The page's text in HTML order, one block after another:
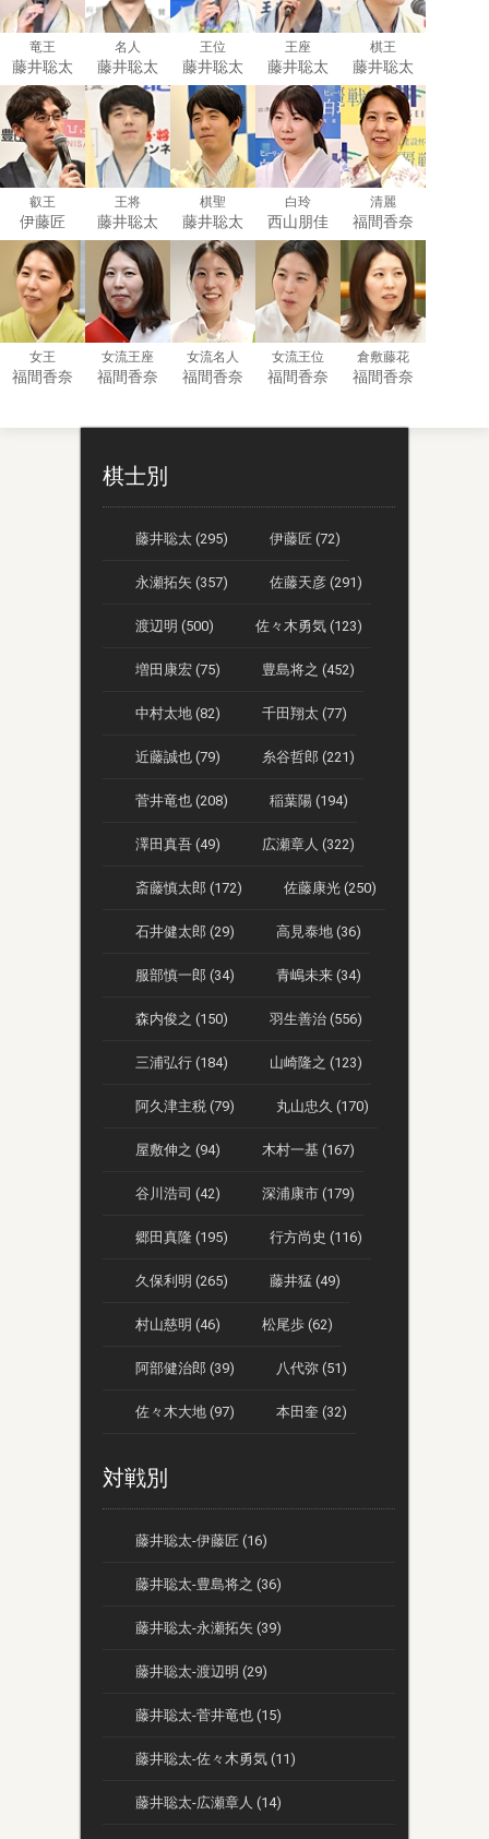
竜王
藤井聡太
名人
藤井聡太
王位
藤井聡太
王座
藤井聡太
棋王
藤井聡太
叡王
伊藤匠
王将
藤井聡太
棋聖
藤井聡太
白玲
西山朋佳
清麗
福間香奈
女王
福間香奈
女流王座
福間香奈
女流名人
福間香奈
女流王位
福間香奈
倉敷藤花
福間香奈
棋士別
藤井聡太 (295) 伊藤匠 (72)
永瀬拓矢 (357) 佐藤天彦 (291)
渡辺明 (500) 佐々木勇気 (123)
増田康宏 (75) 豊島将之 (452)
中村太地 (82) 千田翔太 (77)
近藤誠也 (79) 糸谷哲郎 (221)
菅井竜也 (208) 稲葉陽 (194)
澤田真吾 (49) 広瀬章人 (322)
斎藤慎太郎 (172) 佐藤康光 (250)
石井健太郎 (29) 高見泰地 (36)
服部慎一郎 (34) 青嶋未来 (34)
森内俊之 (150) 羽生善治 (556)
三浦弘行 (184) 山崎隆之 (123)
阿久津主税 (79) 丸山忠久 (170)
屋敷伸之 (94) 木村一基 (167)
谷川浩司 (42) 深浦康市 (179)
郷田真隆 (195) 行方尚史 (116)
久保利明 (265) 藤井猛 (49)
村山慈明 (46) 松尾歩 (62)
阿部健治郎 (39) 八代弥 (51)
佐々木大地 (97) 本田奎 (32)
対戦別
藤井聡太-伊藤匠 (16)
藤井聡太-豊島将之 (36)
藤井聡太-永瀬拓矢 (39)
藤井聡太-渡辺明 (29)
藤井聡太-菅井竜也 (15)
藤井聡太-佐々木勇気 (11)
藤井聡太-広瀬章人 (14)